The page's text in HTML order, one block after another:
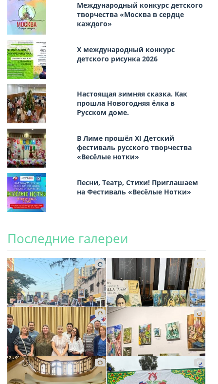
Международный конкурс детского
творчества «Москва в сердце
каждого»
Х международный конкурс
детского рисунка 2026
Настоящая зимняя сказка. Как
прошла Новогодняя ёлка в
Русском доме.
В Лиме прошёл XI Детский
фестиваль русского творчества
«Весёлые нотки»
Песни, Театр, Стихи! Приглашаем
на Фестиваль «Весёлые Нотки»
Последние галереи